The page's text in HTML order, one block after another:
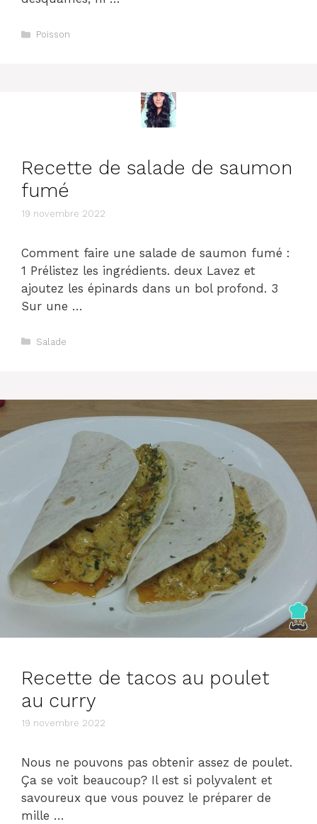
Catégories
Poisson
Recette de salade de saumon
fumé
19 novembre 2022
Comment faire une salade de saumon fumé :
1 Prélistez les ingrédients. deux Lavez et
ajoutez les épinards dans un bol profond. 3
Sur une …
Catégories
Salade
Recette de tacos au poulet
au curry
19 novembre 2022
Nous ne pouvons pas obtenir assez de poulet.
Ça se voit beaucoup? Il est si polyvalent et
savoureux que vous pouvez le préparer de
mille …